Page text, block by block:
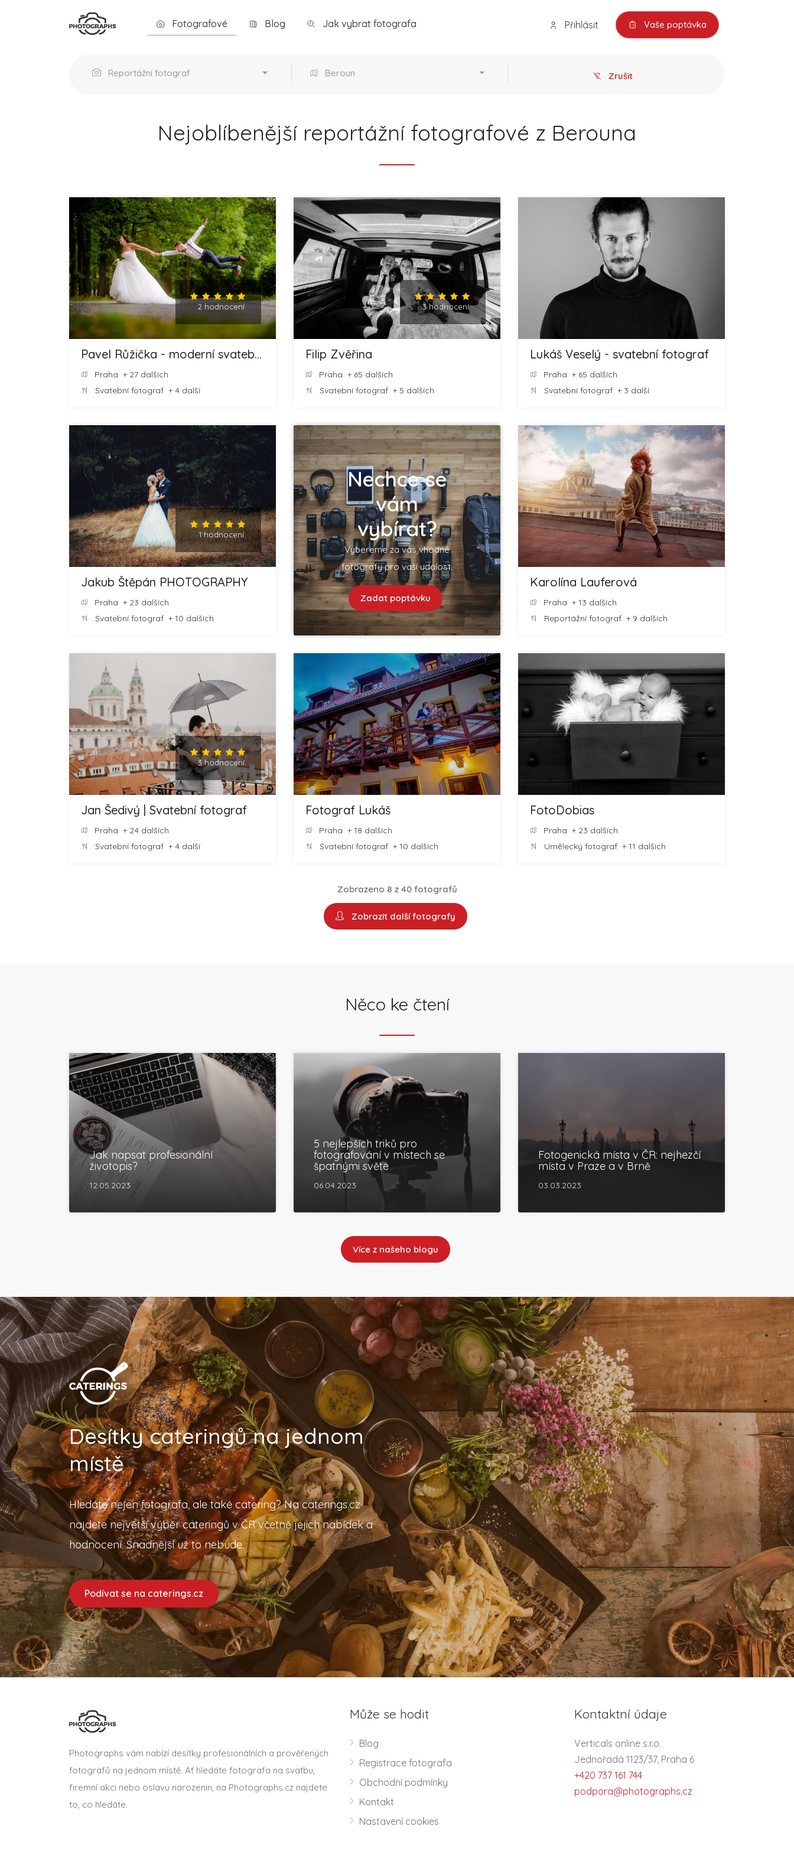
Fotografové Blog Jak vybrat fotografa Přihlásit Vaše poptávka
Reportážní fotograf Beroun Zrušit
Nejoblíbenější reportážní fotografové z Berouna
2 hodnocení
Pavel Růžička - moderní svatební fotografie
Praha + 27 dalších
Svatební fotograf + 4 další
3 hodnocení
Filip Zvěřina
Praha + 65 dalších
Svatební fotograf + 5 dalších
Lukáš Veselý - svatební fotograf
Praha + 65 dalších
Svatební fotograf + 3 další
1 hodnocení
Jakub Štěpán PHOTOGRAPHY
Praha + 23 dalších
Svatební fotograf + 10 dalších
Nechce se
vám
vybírat?
Vybereme za vás vhodné
fotografy pro vaší událost.
Zadat poptávku
Karolína Lauferová
Praha + 13 dalších
Reportážní fotograf + 9 dalších
3 hodnocení
Jan Šedivý | Svatební fotograf
Praha + 24 dalších
Svatební fotograf + 4 další
Fotograf Lukáš
Praha + 18 dalších
Svatební fotograf + 10 dalších
FotoDobias
Praha + 23 dalších
Umělecký fotograf + 11 dalších
Zobrazeno 8 z 40 fotografů
Zobrazit další fotografy
Něco ke čtení
Jak napsat profesionální
životopis?
12.05.2023
5 nejlepších triků pro
fotografování v místech se
špatnými světe
06.04.2023
Fotogenická místa v ČR: nejhezčí
místa v Praze a v Brně
03.03.2023
Více z našeho blogu
Desítky cateringů na jednom
místě
Hledáte nejen fotografa, ale také catering? Na caterings.cz
najdete největší výběr cateringů v ČR včetně jejich nabídek a
hodnocení. Snadnější už to nebude.
Podívat se na caterings.cz
Photographs vám nabízí desítky profesionálních a prověřených
fotografů na jednom místě. Ať hledáte fotografa na svatbu,
firemní akci nebo oslavu narozenin, na Photographs.cz najdete
to, co hledáte.
Může se hodit
Blog
Registrace fotografa
Obchodní podmínky
Kontakt
Nastavení cookies
Kontaktní údaje
Verticals online s.r.o.
Jednořadá 1123/37, Praha 6
+420 737 161 744
podpora@photographs.cz